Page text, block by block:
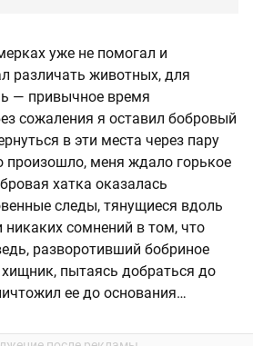
уже не помогал и
различать животных, для
— привычное время
сожаления я оставил бобровый
в эти места через пару
произошло, меня ждало горькое
хатка оказалась
следы, тянущиеся вдоль
никаких сомнений в том, что
разворотивший бобриное
пытаясь добраться до
ее до основания…